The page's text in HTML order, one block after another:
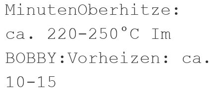
MinutenOberhitze:
ca. 220-250°C Im
BOBBY:Vorheizen: ca.
10-15